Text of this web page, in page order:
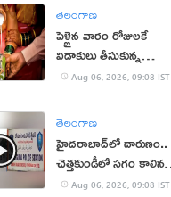
తెలంగాణ
పెళ్లైన వారం రోజులకే
విడాకులు తీసుకున్న
నవదంపతులు
Aug 06, 2026, 09:08 IST
తెలంగాణ
హైదరాబాద్‌లో దారుణం..
చెత్తకుండీలో సగం కాలిన
మహిళ మృతదేహం
Aug 06, 2026, 09:08 IST